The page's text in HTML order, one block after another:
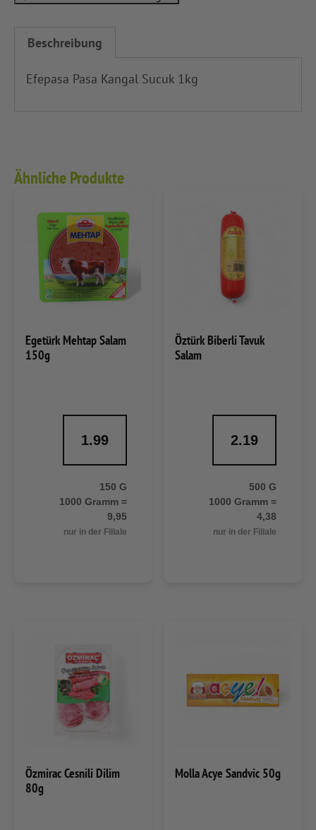
Beschreibung
Efepasa Pasa Kangal Sucuk 1kg
Ähnliche Produkte
Egetürk Mehtap Salam
150g
1.99
150 G
1000 Gramm =
9,95
nur in der Filiale
Öztürk Biberli Tavuk
Salam
2.19
500 G
1000 Gramm =
4,38
nur in der Filiale
Özmirac Cesnili Dilim
80g
Molla Acye Sandvic 50g